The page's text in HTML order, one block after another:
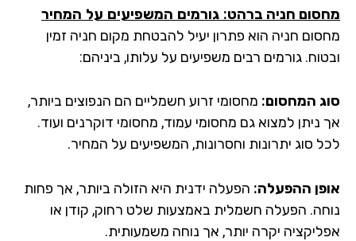
חניה ברהט: גורמים המשפיעים על המחיר
חניה הוא פתרון יעיל להבטחת מקום חניה זמין
גורמים רבים משפיעים על עלותו, ביניהם:
המחסום:מחסומי זרוע חשמליים הם הנפוצים ביותר,
ניתן למצוא גם מחסומי עמוד, מחסומי דוקרנים ועוד.
סוג יתרונות וחסרונות, המשפיעים על המחיר.
ההפעלה:הפעלה ידנית היא הזולה ביותר, אך פחות
הפעלה חשמלית באמצעות שלט רחוק, קודן או
יקרה יותר, אך נוחה משמעותית.